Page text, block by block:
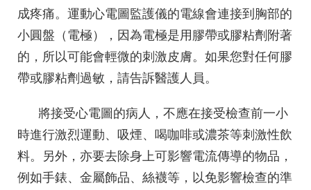
成疼痛。運動心電圖監護儀的電線會連接到胸部的
小圓盤（電極），因為電極是用膠帶或膠粘劑附著
的，所以可能會輕微的刺激皮膚。如果您對任何膠
帶或膠粘劑過敏，請告訴醫護人員。
將接受心電圖的病人，不應在接受檢查前一小
時進行激烈運動、吸煙、喝咖啡或濃茶等刺激性飲
料。另外，亦要去除身上可影響電流傳導的物品，
例如手錶、金屬飾品、絲襪等，以免影響檢查的準